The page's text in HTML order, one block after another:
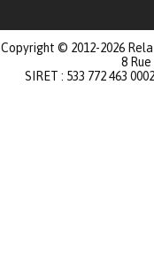
Copyright © 2012-2026
8
SIRET : 533 772 463